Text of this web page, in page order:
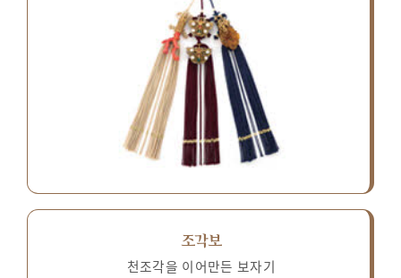
조각보
천조각을 이어만든 보자기